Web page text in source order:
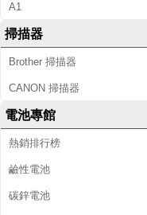
A1
掃描器
Brother 掃描器
CANON 掃描器
電池專館
熱銷排行榜
鹼性電池
碳鋅電池